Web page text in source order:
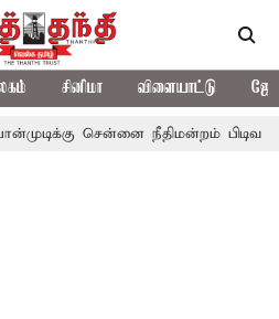
சினிமா விளையாட்டு
நீதிமன்றம் பிடிவாராண்ட்